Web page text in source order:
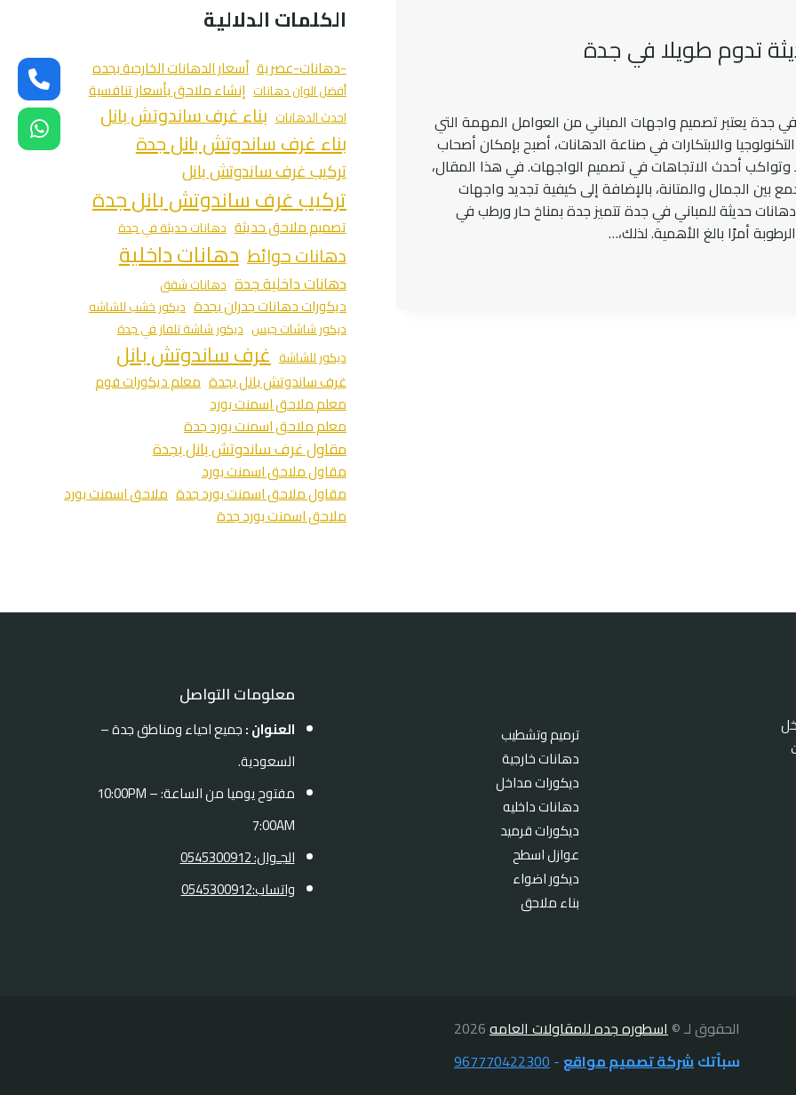
تدوم طويلا في جدة
جدة يعتبر تصميم واجهات المباني من العوامل المهمة التي
والابتكارات في صناعة الدهانات، أصبح بإمكان أصحاب
وتواكب أحدث الاتجاهات في تصميم الواجهات. في هذا المقال،
بين الجمال والمتانة، بالإضافة إلى كيفية تجديد واجهات
حديثة للمباني في جدة تتميز جدة بمناخ حار ورطب في
أمرًا بالغ الأهمية. لذلك،…
الكلمات الدلالية
-دهانات-عصرية أسعار الدهانات الخارجية بجده
أفضل الوان دهانات إنشاء ملاحق بأسعار تنافسية
احدث الدهانات بناء غرف ساندوتش بانل
بناء غرف ساندوتش بانل جدة
تركيب غرف ساندوتش بانل
تركيب غرف ساندوتش بانل جدة
تصميم ملاحق حديثة دهانات حديثة في جدة
دهانات حوائط دهانات داخلية
دهانات داخلية جدة دهانات شقق
ديكورات دهانات جدران بجدة ديكور خشب للشاشه
ديكور شاشات جبس ديكور شاشة تلفاز في جدة
ديكور للشاشة غرف ساندوتش بانل
غرف ساندوتش بانل بجدة معلم ديكورات فوم
معلم ملاحق اسمنت بورد
معلم ملاحق اسمنت بورد جدة
مقاول غرف ساندوتش بانل بجدة
مقاول ملاحق اسمنت بورد
مقاول ملاحق اسمنت بورد جدة ملاحق اسمنت بورد
ملاحق اسمنت بورد جدة
ترميم وتشطيب
دهانات خارجية
ديكورات مداخل
دهانات داخليه
ديكورات قرميد
عوازل اسطح
ديكور اضواء
بناء ملاحق
معلومات التواصل
العنوان :جميع احياء ومناطق جدة –
السعودية.
مفتوح يوميا من الساعة: 10:00PM –
7:00AM
الجـوال: 0545300912
واتساب:0545300912
الحقوق لـ ©اسطوره جده للمقاولات العامه
سبأتكشركة تصميم مواقع -
967770422300